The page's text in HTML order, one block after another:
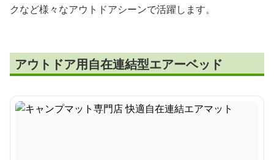
クなど様々なアウトドアシーンで活躍します。
アウトドア用自在連結型エアーベッド